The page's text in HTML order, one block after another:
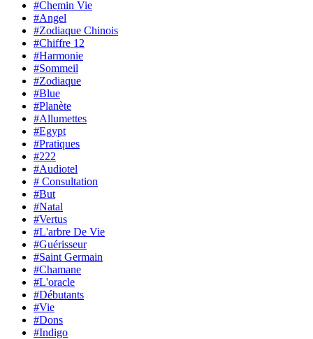
#Chemin Vie
#Angel
#Zodiaque Chinois
#Chiffre 12
#Harmonie
#Sommeil
#Zodiaque
#Blue
#Planète
#Allumettes
#Egypt
#Pratiques
#222
#Audiotel
# Consultation
#But
#Natal
#Vertus
#L'arbre De Vie
#Guérisseur
#Saint Germain
#Chamane
#L'oracle
#Débutants
#Vie
#Dons
#Indigo